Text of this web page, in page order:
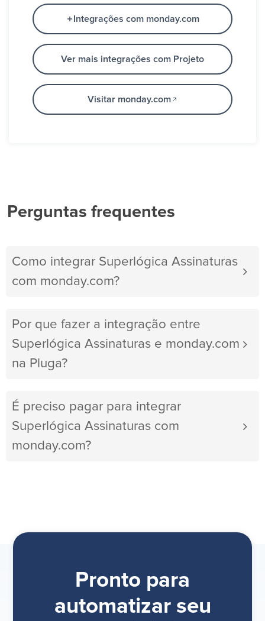
Integrações com monday.com
Ver mais integrações com Projeto
Visitar monday.com
Perguntas frequentes
Como integrar Superlógica Assinaturas
com monday.com?
Por que fazer a integração entre
Superlógica Assinaturas e monday.com
na Pluga?
É preciso pagar para integrar
Superlógica Assinaturas com
monday.com?
Pronto para
automatizar seu